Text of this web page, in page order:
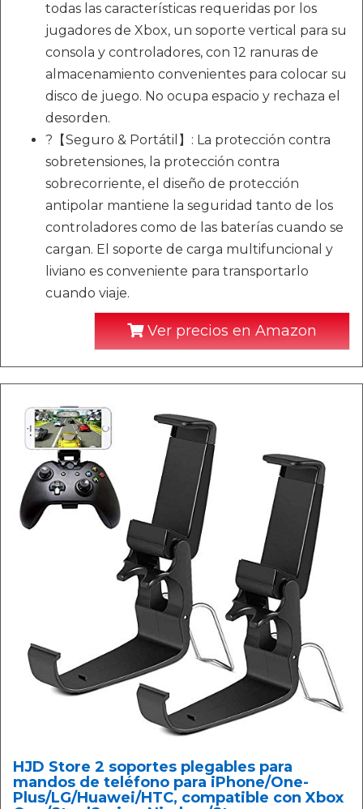
todas las características requeridas por los
jugadores de Xbox, un soporte vertical para su
consola y controladores, con 12 ranuras de
almacenamiento convenientes para colocar su
disco de juego. No ocupa espacio y rechaza el
desorden.
?【Seguro & Portátil】: La protección contra
sobretensiones, la protección contra
sobrecorriente, el diseño de protección
antipolar mantiene la seguridad tanto de los
controladores como de las baterías cuando se
cargan. El soporte de carga multifuncional y
liviano es conveniente para transportarlo
cuando viaje.
Ver precios en Amazon
HJD Store 2 soportes plegables para
mandos de teléfono para iPhone/One-
Plus/LG/Huawei/HTC, compatible con Xbox